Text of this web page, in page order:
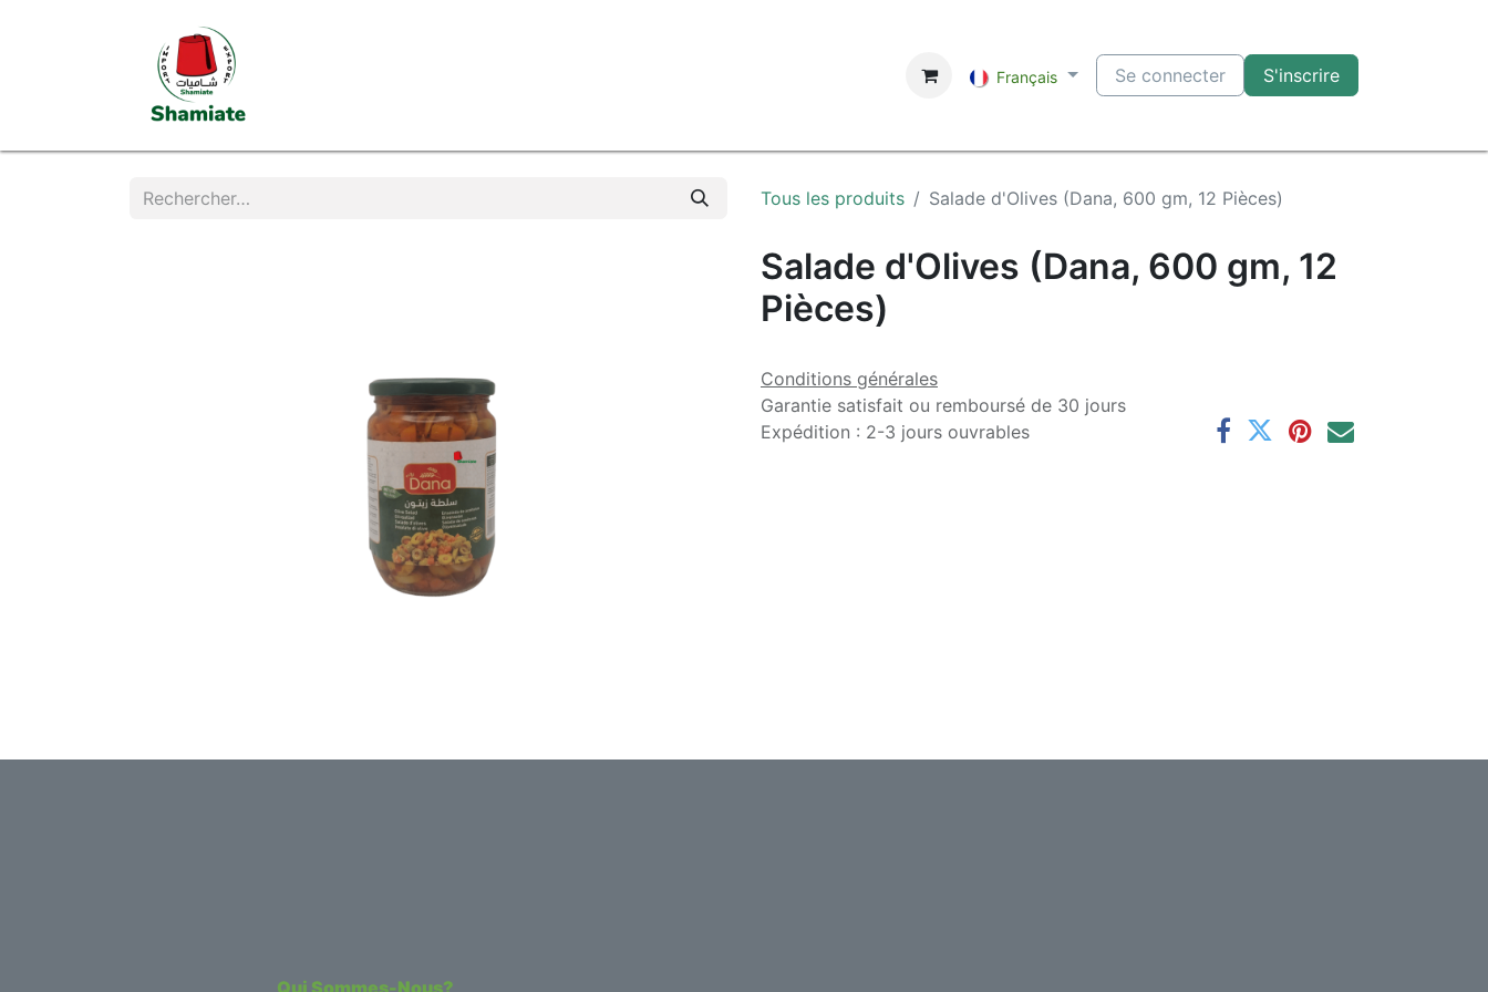
Français Se connecter S'inscrire
Tous les produits Salade d'Olives (Dana, 600 gm, 12 Pièces)
Salade d'Olives (Dana, 600 gm, 12
Pièces)
Conditions générales
Garantie satisfait ou remboursé de 30 jours
Expédition : 2-3 jours ouvrables
Qui Sommes-Nous?